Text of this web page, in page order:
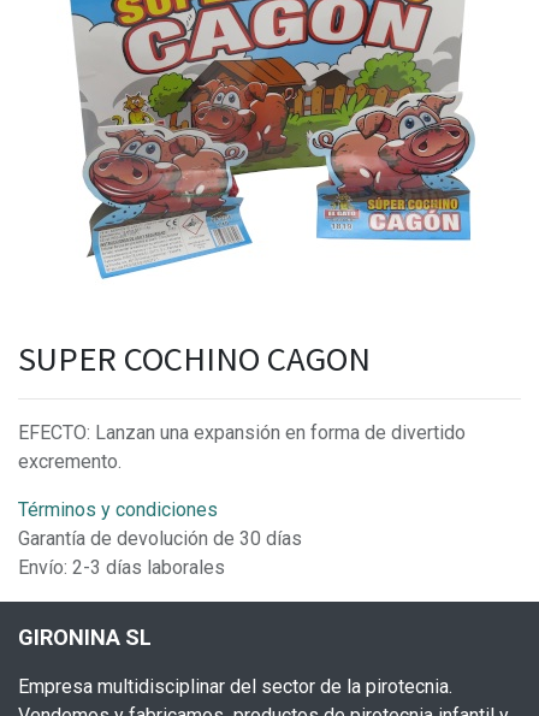
SUPER COCHINO CAGON
EFECTO: Lanzan una expansión en forma de divertido
excremento.
Términos y condiciones
Garantía de devolución de 30 días
Envío: 2-3 días laborales
GIRONINA SL
Empresa multidisciplinar del sector de la pirotecnia.